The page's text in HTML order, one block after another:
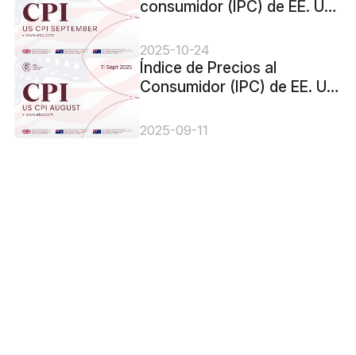
consumidor (IPC) de EE. UU.
Anterior: 2,9 % Pronóstico:
3,1 %
2025-10-24
Índice de Precios al
Consumidor (IPC) de EE. UU.
Anterior: 2,7 % Pronóstico:
2025-09-11